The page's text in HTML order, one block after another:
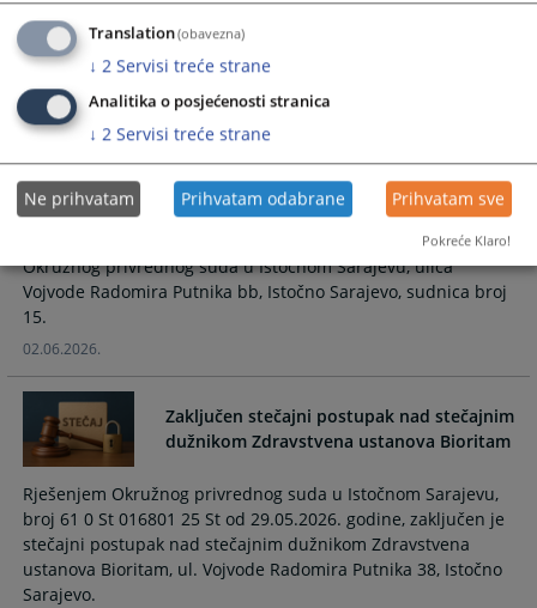
08.06.2026.
Zakazana skupština povjerilaca nad
imovinom pravnog lica Društvo sa
ograničenom odgovornošću za
d.o.o. Sokolac
Zakazuje se skupština povjerilaca za dan PETAK 03.07.2026.
godine u 11:00 sati koje će se održati u prostorijama
Okružnog privrednog suda u Istočnom Sarajevu, ulica
Vojvode Radomira Putnika bb, Istočno Sarajevo, sudnica broj
15.
02.06.2026.
Zaključen stečajni postupak nad stečajnim
dužnikom Zdravstvena ustanova Bioritam
Rješenjem Okružnog privrednog suda u Istočnom Sarajevu,
broj 61 0 St 016801 25 St od 29.05.2026. godine, zaključen je
stečajni postupak nad stečajnim dužnikom Zdravstvena
ustanova Bioritam, ul. Vojvode Radomira Putnika 38, Istočno
Sarajevo.
Translation(obavezna)
↓ 2 Servisi treće strane
Analitika o posjećenosti stranica
↓ 2 Servisi treće strane
Ne prihvatam Prihvatam odabrane Prihvatam sve
Pokreće Klaro!